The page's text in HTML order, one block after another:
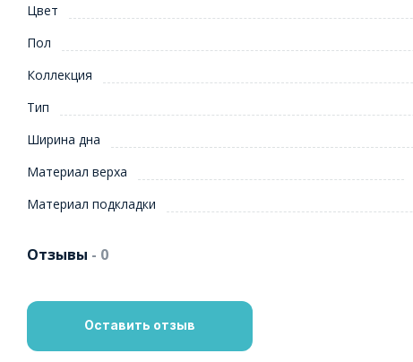
Цвет
Пол
Коллекция
Тип
Ширина дна
Материал верха
Материал подкладки
Отзывы - 0
Оставить отзыв